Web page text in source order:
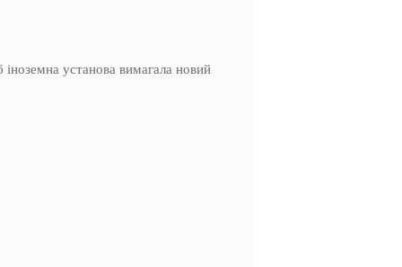
установа вимагала новий